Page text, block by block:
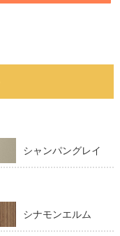
シャンパングレイ
シナモンエルム